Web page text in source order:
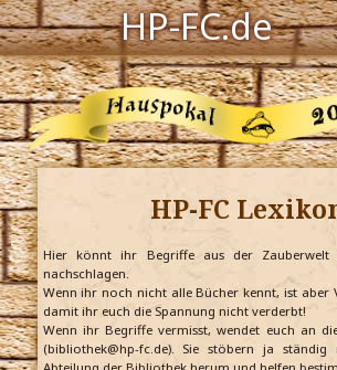
HP-FC.de
Navigation
Harry Potter
Der HP-FC
Hogwarts
Zauberwelt
Willkommen
HP-FC
Hier könnt ihr Begriffe aus der
nachschlagen.
Wenn ihr noch nicht alle Bücher kennt, ist aber
damit ihr euch die Spannung nicht verderbt!
Wenn ihr Begriffe vermisst, wendet euch an
(bibliothek@hp-fc.de). Sie stöbern ja